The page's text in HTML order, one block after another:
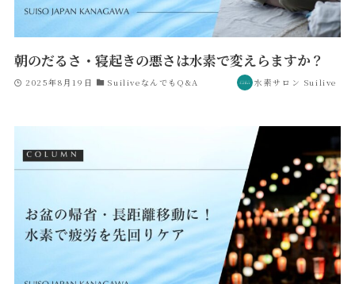
朝のだるさ・寝起きの悪さは水素で変えらますか？
2025年8月19日 SuiliveなんでもQ&A 水素サロン Suilive